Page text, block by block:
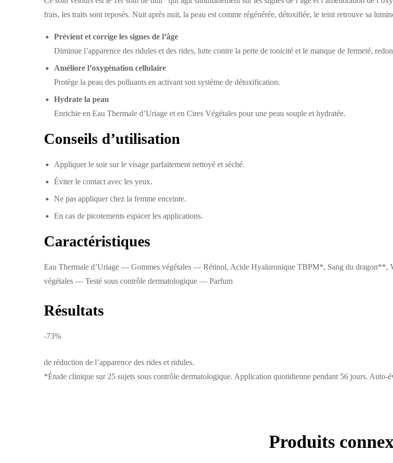
frais, les traits sont reposés. Nuit après nuit, la peau est comme régénérée, détoxifiée, le teint retrouve sa
Prévient et corrige les signes de l’âge
Diminue l’apparence des ridules et des rides, lutte contre la perte de tonicité et le manque de fermeté,
Améliore l’oxygénation cellulaire
Protège la peau des polluants en activant son système de détoxification.
Hydrate la peau
Enrichie en Eau Thermale d’Uriage et en Cires Végétales pour une peau souple et hydratée.
Conseils d’utilisation
Appliquer le soir sur le visage parfaitement nettoyé et séché.
Éviter le contact avec les yeux.
Ne pas appliquer chez la femme enceinte.
En cas de picotements espacer les applications.
Caractéristiques
Eau Thermale d’Uriage — Gommes végétales — Rétinol, Acide Hyaluronique TBPM*, Sang du dragon**,
végétales — Testé sous contrôle dermatologique — Parfum
Résultats
-73%
de réduction de l’apparence des rides et ridules.
*Étude clinique sur 25 sujets sous contrôle dermatologique. Application quotidienne pendant 56 jours. Auto-
Produits